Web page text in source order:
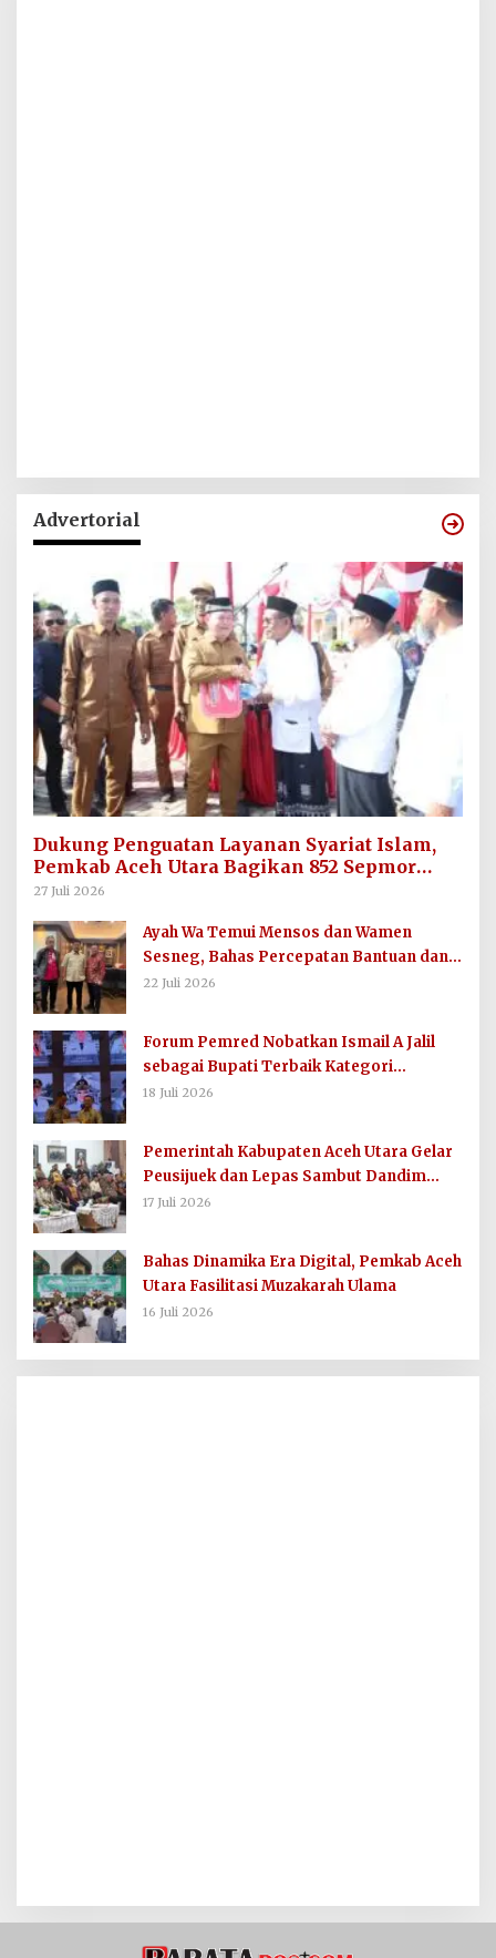
Advertorial
Dukung Penguatan Layanan Syariat Islam,
Pemkab Aceh Utara Bagikan 852 Sepmor
untuk Imum Gampong
27 Juli 2026
Ayah Wa Temui Mensos dan Wamen
Sesneg, Bahas Percepatan Bantuan dan
Dana Direktif Presiden
22 Juli 2026
Forum Pemred Nobatkan Ismail A Jalil
sebagai Bupati Terbaik Kategori
Komunikasi dan Informasi Publik
18 Juli 2026
Pemerintah Kabupaten Aceh Utara Gelar
Peusijuek dan Lepas Sambut Dandim
0103/AUT
17 Juli 2026
Bahas Dinamika Era Digital, Pemkab Aceh
Utara Fasilitasi Muzakarah Ulama
16 Juli 2026